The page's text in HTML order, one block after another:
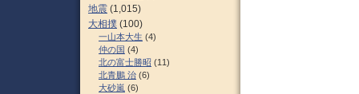
地震 (1,015)
大相撲 (100)
一山本大生 (4)
仲の国 (4)
北の富士勝昭 (11)
北青鵬 治 (6)
大砂嵐 (6)